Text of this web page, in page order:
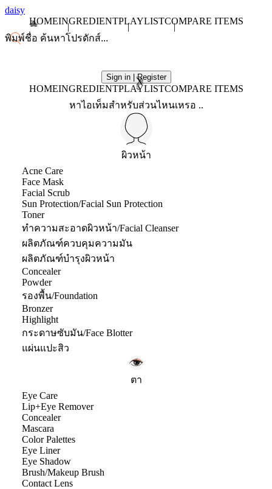
daisy
HOMEINGREDIENTPLAYLISTCOMPARE ITEMS
Sign in | Register
X
HOMEINGREDIENTPLAYLISTCOMPARE ITEMS
หาไอเท็มสำหรับส่วนไหนเหรอ ..
ผิวหน้า
Acne Care
Face Mask
Facial Scrub
Sun Protection/Facial Sun Protection
Toner
ทำความสะอาดผิวหน้า/Facial Cleanser
ผลิตภัณฑ์ควบคุมความมัน
ผลิตภัณฑ์บำรุงผิวหน้า
Concealer
Powder
รองพื้น/Foundation
Bronzer
Highlight
กระดาษซับมัน/Face Blotter
แผ่นแปะสิว
ตา
Eye Care
Lip+Eye Remover
Concealer
Mascara
Color Palettes
Eye Liner
Eye Shadow
Brush/Makeup Brush
Contact Lens